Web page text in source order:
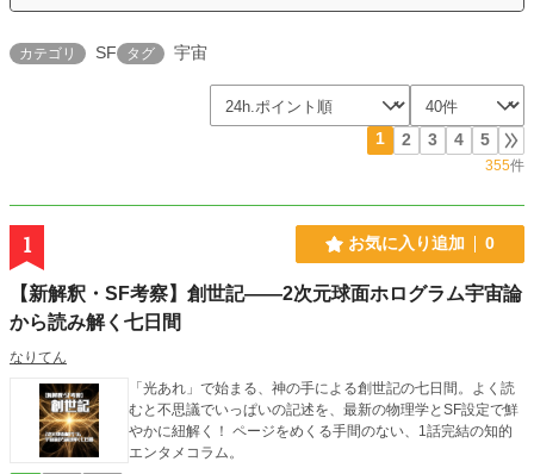
カテゴリ SF タグ 宇宙
1 2 3 4 5
355件
1 お気に入り追加 0
【新解釈・SF考察】創世記――2次元球面ホログラム宇宙論
から読み解く七日間
なりてん
「光あれ」で始まる、神の手による創世記の七日間。よく読
むと不思議でいっぱいの記述を、最新の物理学とSF設定で鮮
やかに紐解く！ ページをめくる手間のない、1話完結の知的
エンタメコラム。